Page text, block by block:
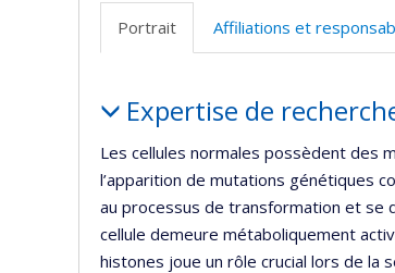
Portrait Affiliations et
Expertise de
Les cellules normales possèdent des
l’apparition de mutations génétiques
au processus de transformation et se
cellule demeure métaboliquement
histones joue un rôle crucial lors de la